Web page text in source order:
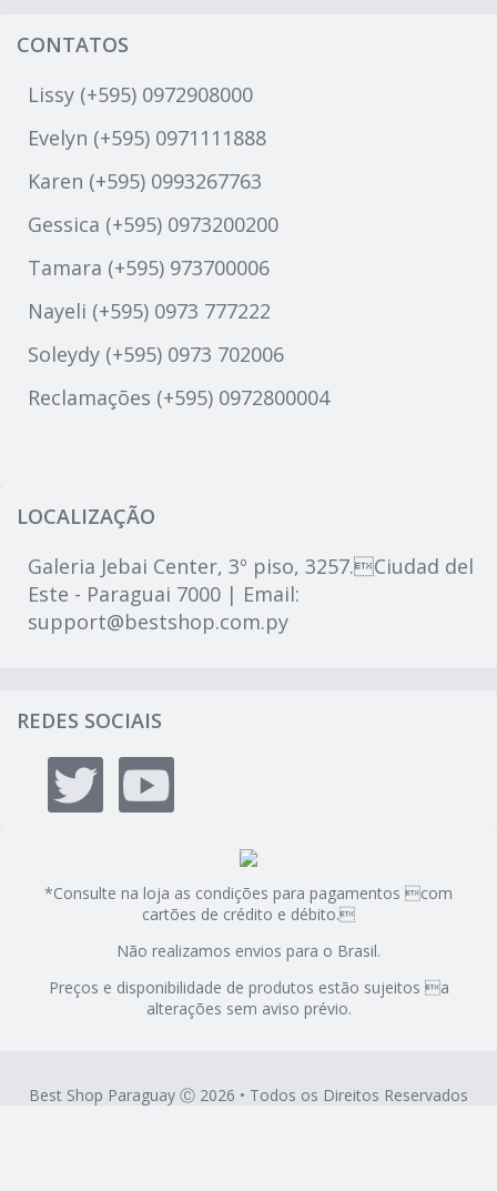
CONTATOS
Lissy (+595) 0972908000
Evelyn (+595) 0971111888
Karen (+595) 0993267763
Gessica (+595) 0973200200
Tamara (+595) 973700006
Nayeli (+595) 0973 777222
Soleydy (+595) 0973 702006
Reclamações (+595) 0972800004
LOCALIZAÇÃO
Galeria Jebai Center, 3º piso, 3257.Ciudad del
Este - Paraguai 7000 | Email:
support@bestshop.com.py
REDES SOCIAIS
*Consulte na loja as condições para pagamentos com
cartões de crédito e débito.
Não realizamos envios para o Brasil.
Preços e disponibilidade de produtos estão sujeitos a
alterações sem aviso prévio.
Best Shop Paraguay Ⓒ 2026 • Todos os Direitos Reservados